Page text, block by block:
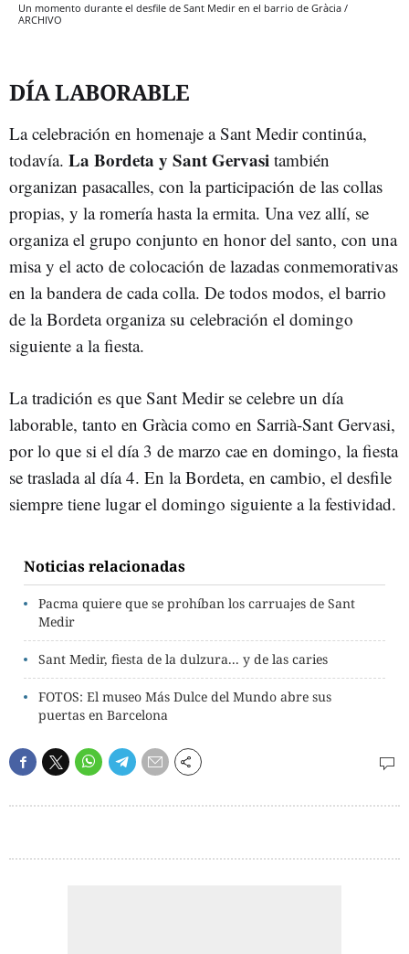
Un momento durante el desfile de Sant Medir en el barrio de Gràcia /
ARCHIVO
DÍA LABORABLE
La celebración en homenaje a Sant Medir continúa,
todavía. La Bordeta y Sant Gervasi también
organizan pasacalles, con la participación de las collas
propias, y la romería hasta la ermita. Una vez allí, se
organiza el grupo conjunto en honor del santo, con una
misa y el acto de colocación de lazadas conmemorativas
en la bandera de cada colla. De todos modos, el barrio
de la Bordeta organiza su celebración el domingo
siguiente a la fiesta.
La tradición es que Sant Medir se celebre un día
laborable, tanto en Gràcia como en Sarrià-Sant Gervasi,
por lo que si el día 3 de marzo cae en domingo, la fiesta
se traslada al día 4. En la Bordeta, en cambio, el desfile
siempre tiene lugar el domingo siguiente a la festividad.
Noticias relacionadas
Pacma quiere que se prohíban los carruajes de Sant
Medir
Sant Medir, fiesta de la dulzura... y de las caries
FOTOS: El museo Más Dulce del Mundo abre sus
puertas en Barcelona